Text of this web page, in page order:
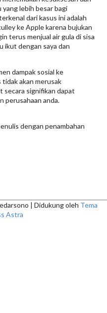
lebih besar bagi
dari kasus ini adalah
ke Apple karena bujukan
terus menjual air gula di sisa
ikut dengan saya dan
dampak sosial ke
tidak akan merusak
secara signifikan dapat
perusahaan anda.
dengan penambahan
| Didukung oleh Tema
Astra